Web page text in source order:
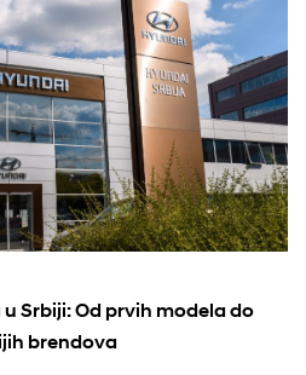
Srbiji: Od prvih modela do
brendova